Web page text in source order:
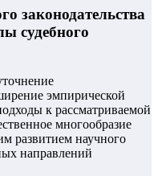
законодательства
судебного
эмпирической
к рассматриваемой
многообразие
развитием научного
направлений